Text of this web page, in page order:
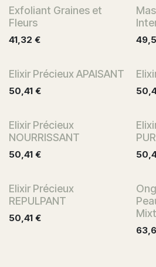
Exfoliant Graines et
Fleurs
41,32 €
Elixir Précieux APAISANT
50,41 €
Elixir Précieux
NOURRISSANT
50,41 €
Elixir Précieux
REPULPANT
50,41 €